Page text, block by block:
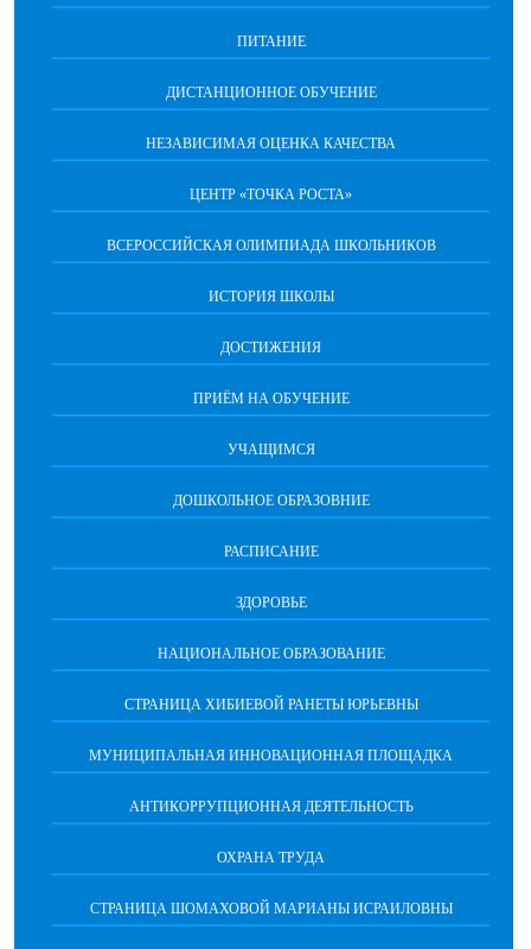
ПИТАНИЕ
ДИСТАНЦИОННОЕ ОБУЧЕНИЕ
НЕЗАВИСИМАЯ ОЦЕНКА КАЧЕСТВА
ЦЕНТР «ТОЧКА РОСТА»
ВСЕРОССИЙСКАЯ ОЛИМПИАДА ШКОЛЬНИКОВ
ИСТОРИЯ ШКОЛЫ
ДОСТИЖЕНИЯ
ПРИЁМ НА ОБУЧЕНИЕ
УЧАЩИМСЯ
ДОШКОЛЬНОЕ ОБРАЗОВНИЕ
РАСПИСАНИЕ
ЗДОРОВЬЕ
НАЦИОНАЛЬНОЕ ОБРАЗОВАНИЕ
СТРАНИЦА ХИБИЕВОЙ РАНЕТЫ ЮРЬЕВНЫ
МУНИЦИПАЛЬНАЯ ИННОВАЦИОННАЯ ПЛОЩАДКА
АНТИКОРРУПЦИОННАЯ ДЕЯТЕЛЬНОСТЬ
ОХРАНА ТРУДА
СТРАНИЦА ШОМАХОВОЙ МАРИАНЫ ИСРАИЛОВНЫ